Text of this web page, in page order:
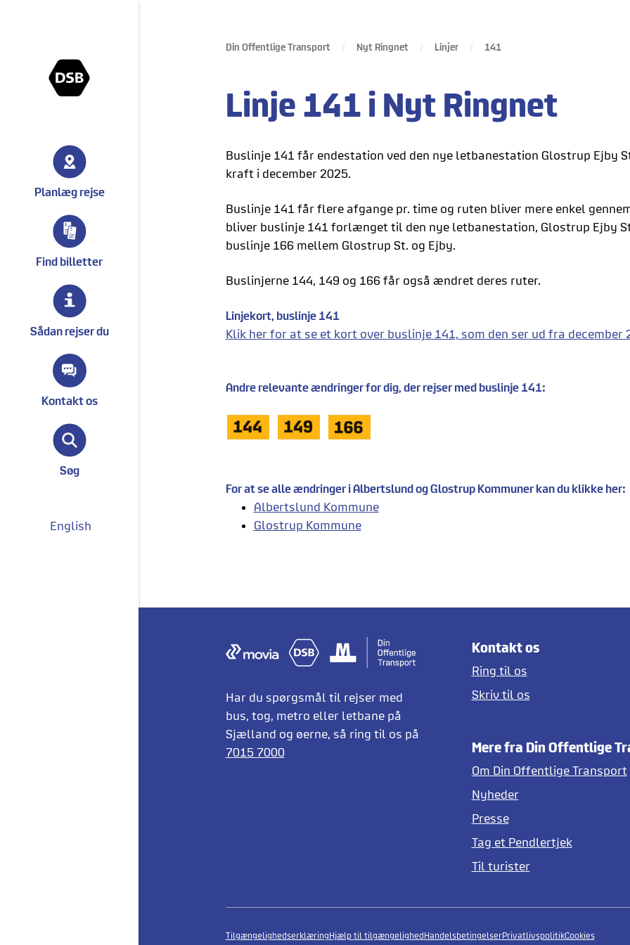
Planlæg rejse
Find billetter
Sådan rejser du
Kontakt os
Søg
English
Din Offentlige Transport Nyt Ringnet Linjer 141
Linje 141 i Nyt Ringnet
Buslinje 141 får endestation ved den nye letbanestation Glostrup Ejby
kraft i december 2025.
Buslinje 141 får flere afgange pr. time og ruten bliver mere enkel
bliver buslinje 141 forlænget til den nye letbanestation, Glostrup Ejby
buslinje 166 mellem Glostrup St. og Ejby.
Buslinjerne 144, 149 og 166 får også ændret deres ruter.
Linjekort, buslinje 141
Klik her for at se et kort over buslinje 141, som den ser ud fra december
Andre relevante ændringer for dig, der rejser med buslinje 141:
For at se alle ændringer i Albertslund og Glostrup Kommuner kan du klikke her:
Albertslund Kommune
Glostrup Kommune
Har du spørgsmål til rejser med
bus, tog, metro eller letbane på
Sjælland og øerne, så ring til os på
7015 7000
Kontakt os
Ring til os
Skriv til os
Mere fra Din Offentlige
Om Din Offentlige Transport
Nyheder
Presse
Tag et Pendlertjek
Til turister
TilgængelighedserklæringHjælp til tilgængelighedHandelsbetingelserPrivatlivspolitikCookies